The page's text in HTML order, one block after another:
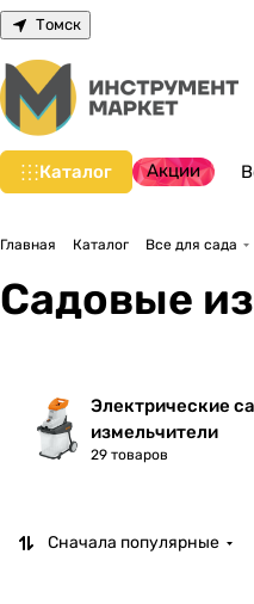
Томск
Каталог Акции
Главная Каталог Все для сада
Садовые
Электрические
измельчители
29 товаров
Сначала популярные